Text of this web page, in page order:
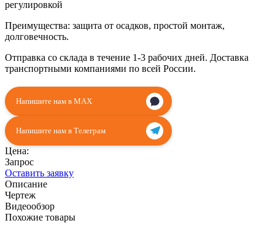
регулировкой
Преимущества: защита от осадков, простой монтаж,
долговечность.
Отправка со склада в течение 1-3 рабочих дней. Доставка
транспортными компаниями по всей России.
Напишите нам в MAX
Напишите нам в Телеграм
Цена:
Запрос
Оставить заявку
Описание
Чертеж
Видеообзор
Похожие товары